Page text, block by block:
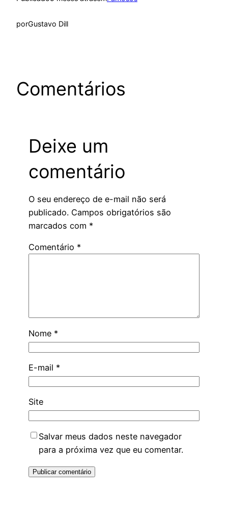
porGustavo Dill
Comentários
Deixe um
comentário
O seu endereço de e-mail não será
publicado. Campos obrigatórios são
marcados com *
Comentário *
Nome *
E-mail *
Site
Salvar meus dados neste navegador
para a próxima vez que eu comentar.